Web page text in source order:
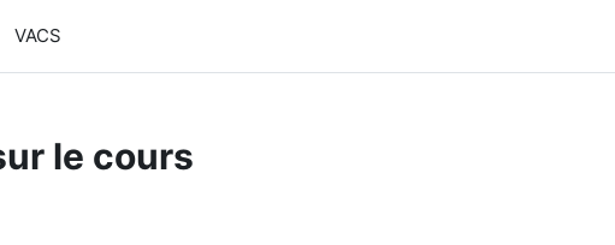
VACS
le cours